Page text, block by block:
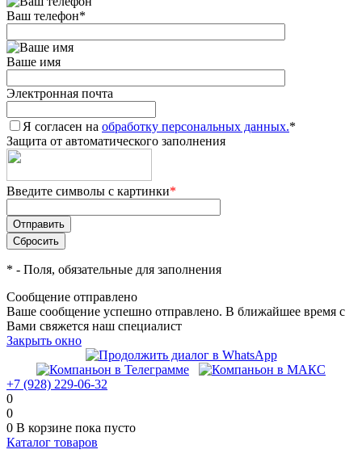
Ваш телефон*
Ваше имя
Электронная почта
Я согласен на обработку персональных данных.*
Защита от автоматического заполнения
Введите символы с картинки*
* - Поля, обязательные для заполнения
Сообщение отправлено
Ваше сообщение успешно отправлено. В ближайшее время с
Вами свяжется наш специалист
Закрыть окно
+7 (928) 229-06-32
0
0
0 В корзине пока пусто
Каталог товаров